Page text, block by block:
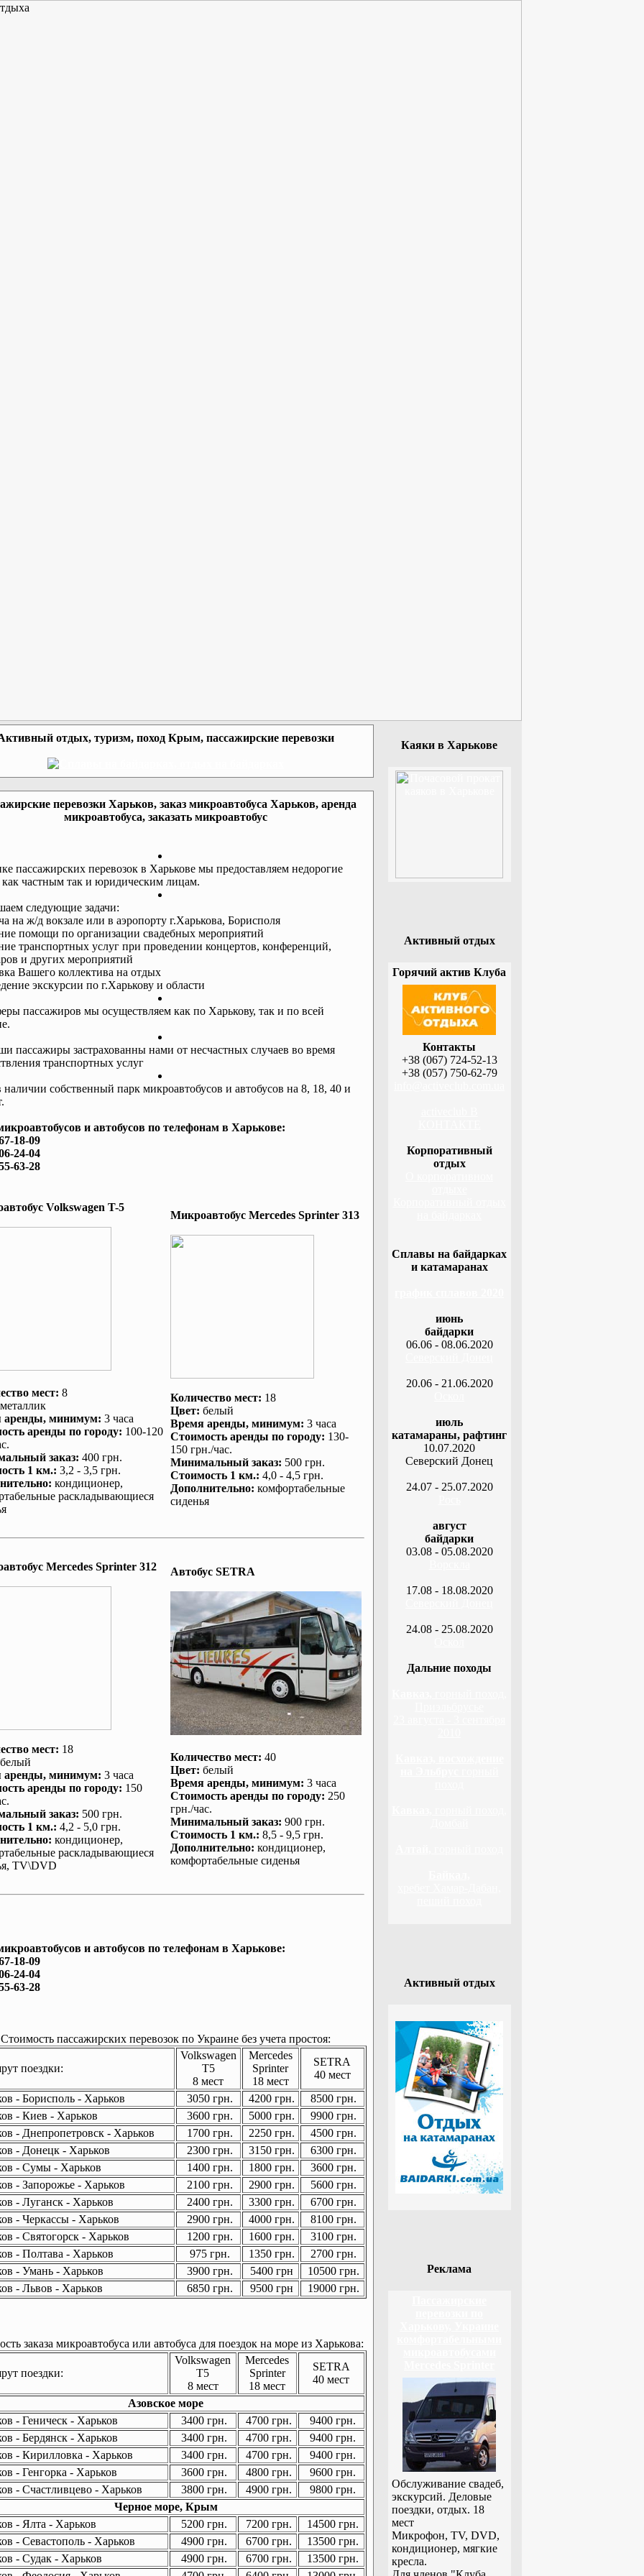
отдых, туризм, поход Крым, пассажирские перевозки
перевозки Харьков, заказ микроавтобуса Харьков, аренда
микроавтобуса, заказать микроавтобус
пассажирских перевозок в Харькове мы предоставляем недорогие
как частным так и юридическим лицам.
следующие задачи:
на ж/д вокзале или в аэропорту г.Харькова, Борисполя
помощи по организации свадебных мероприятий
транспортных услуг при проведении концертов, конференций,
и других мероприятий
Вашего коллектива на отдых
экскурсии по г.Харькову и области
пассажиров мы осуществляем как по Харькову, так и по всей
пассажиры застрахованны нами от несчастных случаев во время
транспортных услуг
наличии собственный парк микроавтобусов и автобусов на 8, 18, 40 и
и автобусов по телефонам в Харькове:
18-09
24-04
63-28
Volkswagen T-5
мест: 8
металлик
аренды, минимум: 3 часа
аренды по городу: 100-120
заказ: 400 грн.
1 км.: 3,2 - 3,5 грн.
: кондиционер,
раскладывающиеся
Микроавтобус Mеrcedes Sprinter 313
Количество мест: 18
Цвет: белый
Время аренды, минимум: 3 часа
Стоимость аренды по городу: 130-
150 грн./час.
Минимальный заказ: 500 грн.
Стоимость 1 км.: 4,0 - 4,5 грн.
Дополнительно: комфортабельные
сиденья
Mеrcedes Sprinter 312
мест: 18
белый
аренды, минимум: 3 часа
аренды по городу: 150
заказ: 500 грн.
1 км.: 4,2 - 5,0 грн.
: кондиционер,
раскладывающиеся
TV\DVD
Автобус SETRA
Количество мест: 40
Цвет: белый
Время аренды, минимум: 3 часа
Стоимость аренды по городу: 250
грн./час.
Минимальный заказ: 900 грн.
Стоимость 1 км.: 8,5 - 9,5 грн.
Дополнительно: кондиционер,
комфортабельные сиденья
и автобусов по телефонам в Харькове:
18-09
24-04
63-28
Стоимость пассажирских перевозок по Украине без учета простоя:
поездки:
Volkswagen
T5
8 мест
Mercedes
Sprinter
18 мест
SETRA
40 мест
- Борисполь - Харьков
3050 грн. 4200 грн.
8500 грн.
- Киев - Харьков
3600 грн. 5000 грн.
9900 грн.
- Днепропетровск - Харьков
1700 грн. 2250 грн.
4500 грн.
- Донецк - Харьков
2300 грн. 3150 грн.
6300 грн.
- Сумы - Харьков
1400 грн. 1800 грн.
3600 грн.
- Запорожье - Харьков
2100 грн. 2900 грн.
5600 грн.
- Луганск - Харьков
2400 грн. 3300 грн.
6700 грн.
- Черкассы - Харьков
2900 грн. 4000 грн.
8100 грн.
- Святогорск - Харьков
1200 грн. 1600 грн.
3100 грн.
- Полтава - Харьков
975 грн. 1350 грн.
2700 грн.
- Умань - Харьков
3900 грн. 5400 грн
10500 грн.
- Львов - Харьков
6850 грн. 9500 грн 19000 грн.
заказа микроавтобуса или автобуса для поездок на море из Харькова:
поездки:
Volkswagen
T5
8 мест
Mercedes
Sprinter
18 мест
SETRA
40 мест
Азовское море
- Геническ - Харьков
3400 грн. 4700 грн.
9400 грн.
- Бердянск - Харьков
3400 грн. 4700 грн.
9400 грн.
- Кирилловка - Харьков
3400 грн. 4700 грн.
9400 грн.
- Генгорка - Харьков
3600 грн. 4800 грн.
9600 грн.
- Счастливцево - Харьков
3800 грн. 4900 грн.
9800 грн.
Черное море, Крым
- Ялта - Харьков
5200 грн. 7200 грн.
14500 грн.
- Севастополь - Харьков
4900 грн. 6700 грн.
13500 грн.
- Судак - Харьков
4900 грн. 6700 грн.
13500 грн.
Каяки в Харькове
Активный отдых
Горячий актив Клуба
Контакты
+38 (067) 724-52-13
+38 (057) 750-62-79
Корпоративный
отдых
Сплавы на байдарках
и катамаранах
июнь
байдарки
06.06 - 08.06.2020
20.06 - 21.06.2020
июль
катамараны, рафтинг
10.07.2020
Северский Донец
24.07 - 25.07.2020
август
байдарки
03.08 - 05.08.2020
17.08 - 18.08.2020
24.08 - 25.08.2020
Дальние походы
Активный отдых
Реклама
Обслуживание свадеб,
экскурсий. Деловые
поездки, отдых. 18
мест
Микрофон, TV, DVD,
кондиционер, мягкие
кресла.